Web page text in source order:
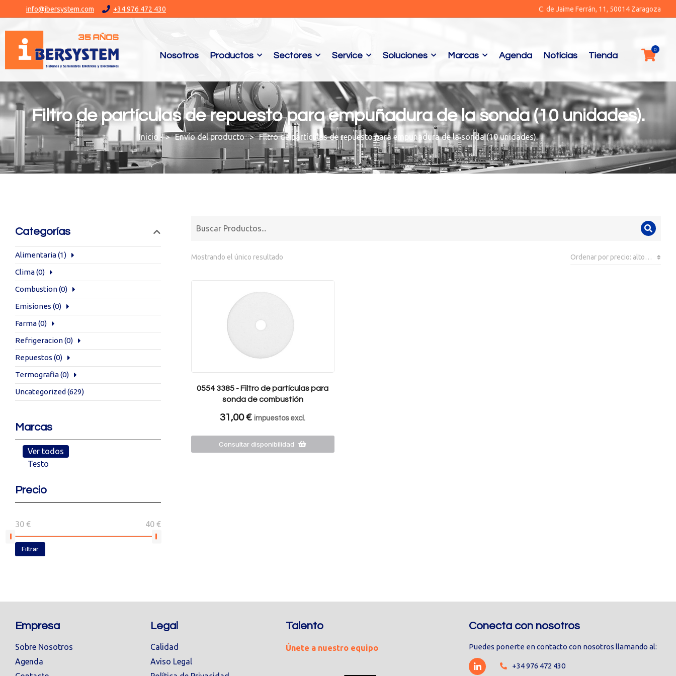
info@ibersystem.com +34 976 472 430 C. de Jaime Ferrán, 11, 50014 Zaragoza
Nosotros Productos Sectores Service Soluciones Marcas Agenda Noticias Tienda
Filtro de partículas de repuesto para empuñadura de la sonda (10 unidades).
You are here: Envío del producto Filtro de partículas de repuesto para empuñadura de la sonda (10 unidades).
Categorías
Alimentaria(1)
Clima(0)
Combustion(0)
Emisiones (0)
Farma(0)
Refrigeracion(0)
Repuestos (0)
Termografia(0)
Uncategorized (629)
Marcas
Ver todos
Testo
Precio
30 € 40 €
Filtrar
Mostrando el único resultado
0554 3385 - Filtro de partículas para
sonda de combustión
31,00€ impuestos excl.
Consultar disponibilidad
Empresa
Sobre Nosotros
Agenda
Legal
Calidad
Aviso Legal
Talento
Únete a nuestro equipo
Conecta con nosotros
Puedes ponerte en contacto con nosotros llamando al:
+34 976 472 430